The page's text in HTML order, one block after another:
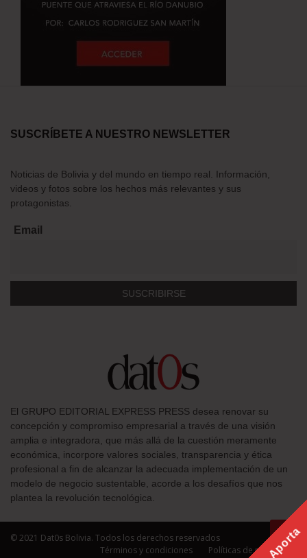
SUSCRÍBETE A NUESTRO NEWSLETTER
Noticias de Bolivia y del mundo en tiempo real. Información,
videos y fotos sobre los hechos más relevantes y sus
protagonistas.
Email
El GRUPO EDITORIAL EXPRESS PRESS desea renovar su
concepción y compromiso empresarial a través de una visión
amplia e integradora, que más allá de la cuestión meramente
económica, incorpore valores sociales, transparencia y ética
profesional a fin de alcanzar la adecuada implementación de un
modelo de negocio sustentable, acorde a los desafíos que nos
plantea la revolución tecnológica.
© 2021 Dat0s Bolivia. Todos los derechos reservados
Términos y condiciones
Políticas de privacidad
Aporta